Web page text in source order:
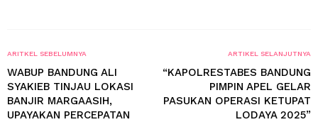
ARITKEL SEBELUMNYA
WABUP BANDUNG ALI
SYAKIEB TINJAU LOKASI
BANJIR MARGAASIH,
UPAYAKAN PERCEPATAN
ARTIKEL SELANJUTNYA
“KAPOLRESTABES BANDUNG
PIMPIN APEL GELAR
PASUKAN OPERASI KETUPAT
LODAYA 2025”